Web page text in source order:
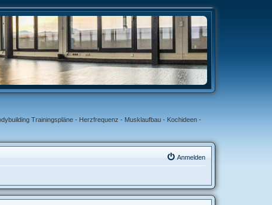
Trainingspläne - Herzfrequenz - Musklaufbau - Kochideen -
Anmelden